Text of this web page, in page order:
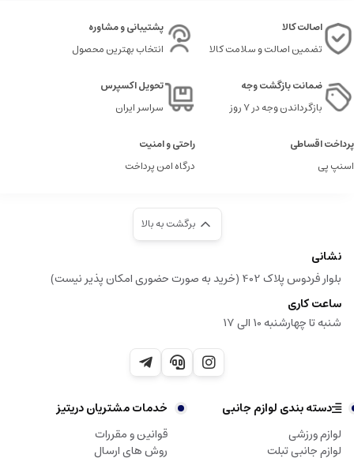
اصالت کالا
تضمین اصالت و سلامت کالا
پشتیبانی و مشاوره
انتخاب بهترین محصول
ضمانت بازگشت وجه
بازگرداندن وجه در ۷ روز
تحویل اکسپرس
سراسر ایران
پرداخت اقساطی
اسنپ پی
راحتی و امنیت
درگاه امن پرداخت
برگشت به بالا
نشانی
بلوار فردوس پلاک 402 (خرید به صورت حضوری امکان پذیر نیست)
ساعت کاری
شنبه تا چهارشنبه 10 الی 17
دسته بندی لوازم جانبی
لوازم ورزشی
لوازم جانبی تبلت
خدمات مشتریان دریتیز
قوانین و مقررات
روش های ارسال